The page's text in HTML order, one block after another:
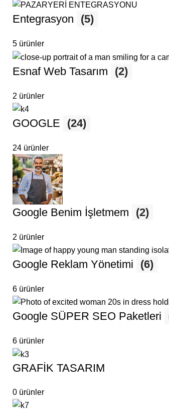
Entegrasyon (5)
5 ürünler
Esnaf Web Tasarım (2)
2 ürünler
GOOGLE (24)
24 ürünler
Google Benim İşletmem (2)
2 ürünler
Google Reklam Yönetimi (6)
6 ürünler
Google SÜPER SEO Paketleri
6 ürünler
GRAFİK TASARIM
0 ürünler